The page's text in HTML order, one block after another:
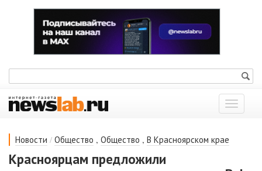
Показать
меню
Новости / Общество , Общество , В Красноярском крае
Красноярцам предложили